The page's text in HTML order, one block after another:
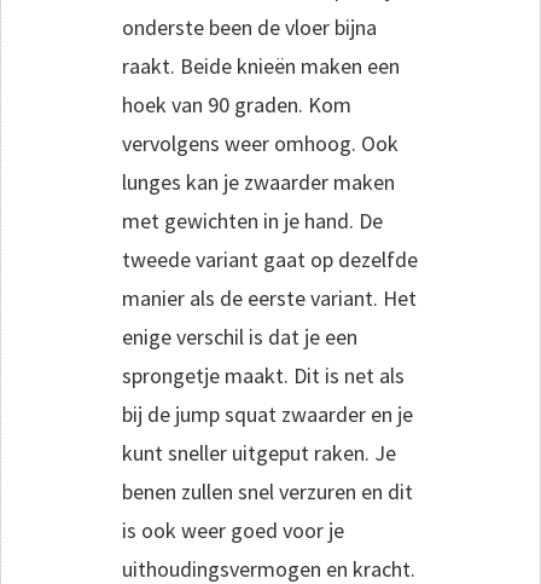
onderste been de vloer bijna
raakt. Beide knieën maken een
hoek van 90 graden. Kom
vervolgens weer omhoog. Ook
lunges kan je zwaarder maken
met gewichten in je hand. De
tweede variant gaat op dezelfde
manier als de eerste variant. Het
enige verschil is dat je een
sprongetje maakt. Dit is net als
bij de jump squat zwaarder en je
kunt sneller uitgeput raken. Je
benen zullen snel verzuren en dit
is ook weer goed voor je
uithoudingsvermogen en kracht.